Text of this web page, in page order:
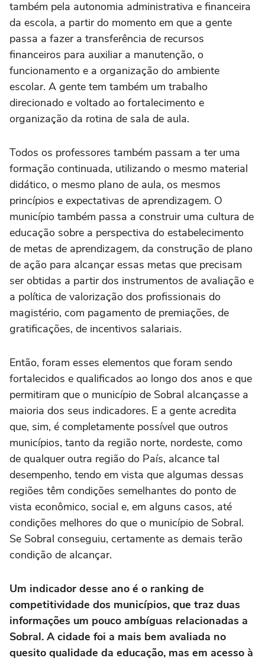
também pela autonomia administrativa e financeira
da escola, a partir do momento em que a gente
passa a fazer a transferência de recursos
financeiros para auxiliar a manutenção, o
funcionamento e a organização do ambiente
escolar. A gente tem também um trabalho
direcionado e voltado ao fortalecimento e
organização da rotina de sala de aula.
Todos os professores também passam a ter uma
formação continuada, utilizando o mesmo material
didático, o mesmo plano de aula, os mesmos
princípios e expectativas de aprendizagem. O
município também passa a construir uma cultura de
educação sobre a perspectiva do estabelecimento
de metas de aprendizagem, da construção de plano
de ação para alcançar essas metas que precisam
ser obtidas a partir dos instrumentos de avaliação e
a política de valorização dos profissionais do
magistério, com pagamento de premiações, de
gratificações, de incentivos salariais.
Então, foram esses elementos que foram sendo
fortalecidos e qualificados ao longo dos anos e que
permitiram que o município de Sobral alcançasse a
maioria dos seus indicadores. E a gente acredita
que, sim, é completamente possível que outros
municípios, tanto da região norte, nordeste, como
de qualquer outra região do País, alcance tal
desempenho, tendo em vista que algumas dessas
regiões têm condições semelhantes do ponto de
vista econômico, social e, em alguns casos, até
condições melhores do que o município de Sobral.
Se Sobral conseguiu, certamente as demais terão
condição de alcançar.
Um indicador desse ano é o ranking de
competitividade dos municípios, que traz duas
informações um pouco ambíguas relacionadas a
Sobral. A cidade foi a mais bem avaliada no
quesito qualidade da educação, mas em acesso à